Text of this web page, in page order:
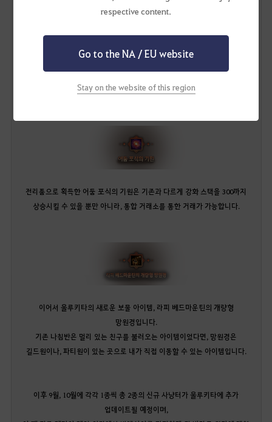
respective content.
Go to the NA / EU website
Stay on the website of this region
기대합니다.
울루키타에서는 기존에 이벤트로 지급되던 어둠 포식의 기원을 포함하여
새로운 보물 아이템을 획득하실 수 있습니다.
전리품으로 획득한 어둠 포식의 기원은 기존과 다르게 강화 스택을 300까지
상승시킬 수 있을 뿐만 아니라, 통합 거래소를 통한 거래가 가능합니다.
이어서 울루키타의 새로운 보물 아이템, 라피 베드마운틴의 개량형
망원경입니다.
기존 나침반은 멀리 있는 친구를 불러오는 아이템이었다면, 망원경은
길드원이나, 파티원이 있는 곳으로 내가 직접 이동할 수 있는 아이템입니다.
이후 9월, 10월에 각각 1종씩 총 2종의 신규 사냥터가 울루키타에 추가
업데이트될 예정이며,